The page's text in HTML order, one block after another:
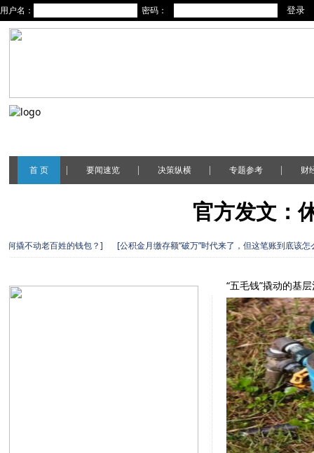
用户名： 密码：
首 页 要闻速览 决策纵横 专题参考 财
官方发文：
撬不动老百姓的钱包？] [公积金月缴存额“破万”时代来了，但这笔账到底该怎么
深圳那个坑两天就
易修